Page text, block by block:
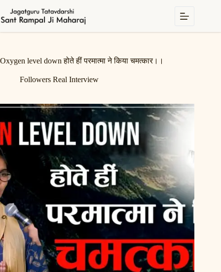
content
Oxygen level down होते हीं परमात्मा ने किया चमत्कार।।
Followers Real Interview